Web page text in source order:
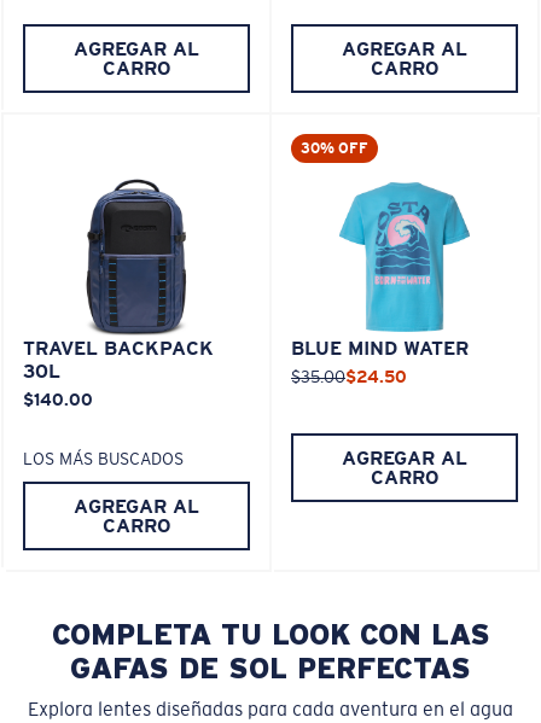
AGREGAR AL
CARRO
AGREGAR AL
CARRO
TRAVEL BACKPACK
30L
$140.00
LOS MÁS BUSCADOS
AGREGAR AL
CARRO
30% OFF
BLUE MIND WATER
$35.00$24.50
AGREGAR AL
CARRO
COMPLETA TU LOOK CON LAS
GAFAS DE SOL PERFECTAS
Explora lentes diseñadas para cada aventura en el agua